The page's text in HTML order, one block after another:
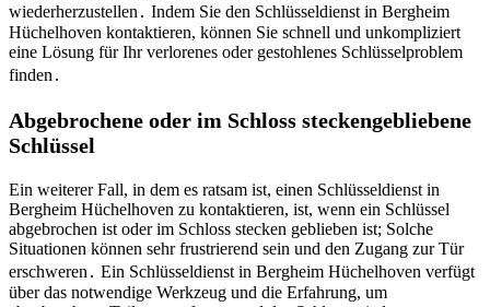
wiederherzustellen․ Indem Sie den Schlüsseldienst in Bergheim
Hüchelhoven kontaktieren, können Sie schnell und unkompliziert
eine Lösung für Ihr verlorenes oder gestohlenes Schlüsselproblem
finden․
Abgebrochene oder im Schloss steckengebliebene
Schlüssel
Ein weiterer Fall, in dem es ratsam ist, einen Schlüsseldienst in
Bergheim Hüchelhoven zu kontaktieren, ist, wenn ein Schlüssel
abgebrochen ist oder im Schloss stecken geblieben ist; Solche
Situationen können sehr frustrierend sein und den Zugang zur Tür
erschweren․ Ein Schlüsseldienst in Bergheim Hüchelhoven verfügt
über das notwendige Werkzeug und die Erfahrung, um